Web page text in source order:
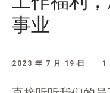
事业
2023 年 7 月 19 日 1